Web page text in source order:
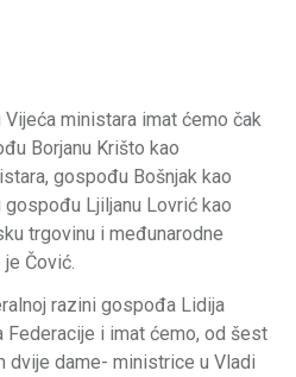
ministara imat ćemo čak
Borjanu Krišto kao
gospođu Bošnjak kao
Ljiljanu Lovrić kao
trgovinu i međunarodne
Čović.
razini gospođa Lidija
Federacije i imat ćemo, od šest
dvije dame- ministrice u Vladi